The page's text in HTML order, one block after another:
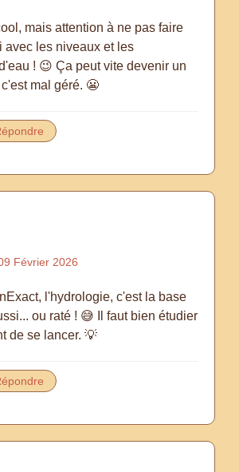
mais attention à ne pas faire
avec les niveaux et les
! 😉 Ça peut vite devenir un
mal géré. 😬
Février 2026
l'hydrologie, c'est la base
ou raté ! 😅 Il faut bien étudier
de se lancer. 💡